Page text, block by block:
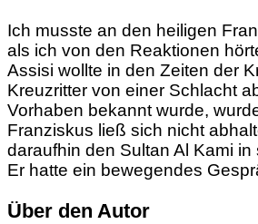
Ich musste an den heiligen
als ich von den Reaktionen
Assisi wollte in den Zeiten der
Kreuzritter von einer Schlacht
Vorhaben bekannt wurde,
Franziskus ließ sich nicht
daraufhin den Sultan Al Kami in
Er hatte ein bewegendes
Über den Autor